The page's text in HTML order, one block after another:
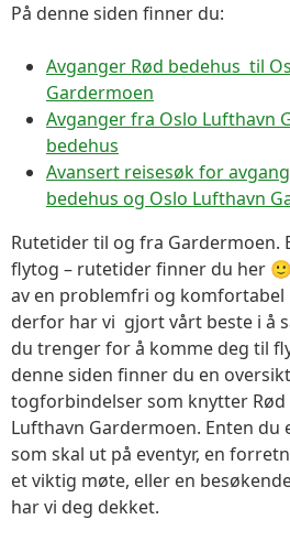
På denne siden finner du:
Avganger Rød bedehus til
Gardermoen
Avganger fra Oslo Lufthavn
bedehus
Avansert reisesøk for
bedehus og Oslo Lufthavn
Rutetider til og fra Gardermoen.
flytog – rutetider finner du her
av en problemfri og komfortabel
derfor har vi gjort vårt beste i å
du trenger for å komme deg til
denne siden finner du en
togforbindelser som knytter Rød
Lufthavn Gardermoen. Enten du
som skal ut på eventyr, en
et viktig møte, eller en
har vi deg dekket.